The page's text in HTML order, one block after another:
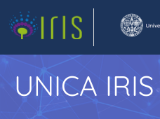
UNICA IRIS